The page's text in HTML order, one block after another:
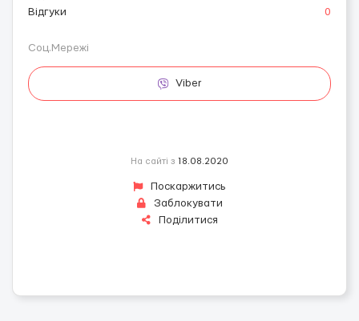
Відгуки
0
Соц.Мережі
Viber
На сайті з 18.08.2020
Поскаржитись
Заблокувати
Поділитися